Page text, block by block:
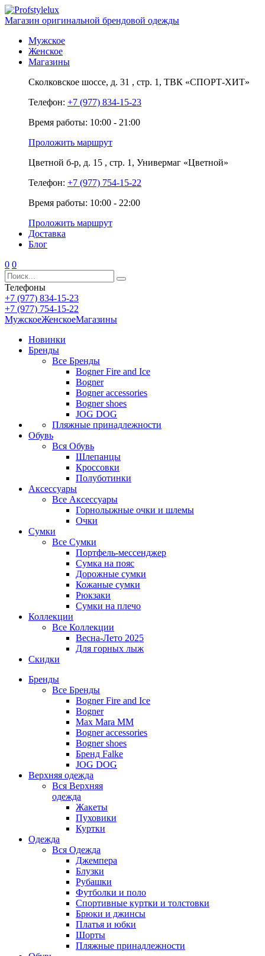
Магазин оригинальной брендовой одежды
Мужское
Женское
Магазины
Сколковское шоссе, д. 31 , стр. 1, ТВК «СПОРТ-ХИТ»
Телефон: +7 (977) 834-15-23
Время работы: 10:00 - 21:00
Проложить маршрут
Цветной б-р, д. 15 , стр. 1, Универмаг «Цветной»
Телефон: +7 (977) 754-15-22
Время работы: 10:00 - 22:00
Проложить маршрут
Доставка
Блог
0 0
Телефоны
+7 (977) 834-15-23
+7 (977) 754-15-22
МужскоеЖенскоеМагазины
Новинки
Бренды
Все Бренды
Bogner Fire and Ice
Bogner
Bogner accessories
Bogner shoes
JOG DOG
Пляжные принадлежности
Обувь
Вся Обувь
Шлепанцы
Кроссовки
Полуботинки
Аксессуары
Все Аксессуары
Горнолыжные очки и шлемы
Очки
Сумки
Все Сумки
Портфель-мессенджер
Сумка на пояс
Дорожные сумки
Кожаные сумки
Рюкзаки
Сумки на плечо
Коллекции
Все Коллекции
Весна-Лето 2025
Для горных лыж
Скидки
Бренды
Все Бренды
Bogner Fire and Ice
Bogner
Max Mara MM
Bogner accessories
Bogner shoes
Бренд Falke
JOG DOG
Верхняя одежда
Вся Верхняя
одежда
Жакеты
Пуховики
Куртки
Одежда
Вся Одежда
Джемпера
Блузки
Рубашки
Футболки и поло
Спортивные куртки и толстовки
Брюки и джинсы
Платья и юбки
Шорты
Пляжные принадлежности